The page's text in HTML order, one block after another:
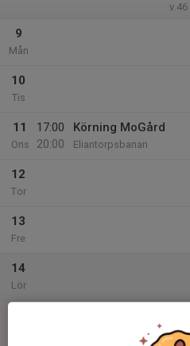
v.46
9
Mån
10
Tis
11
Ons
17:00
20:00
Körning MoGård
Eliantorpsbanan
12
Tor
13
Fre
14
Lör